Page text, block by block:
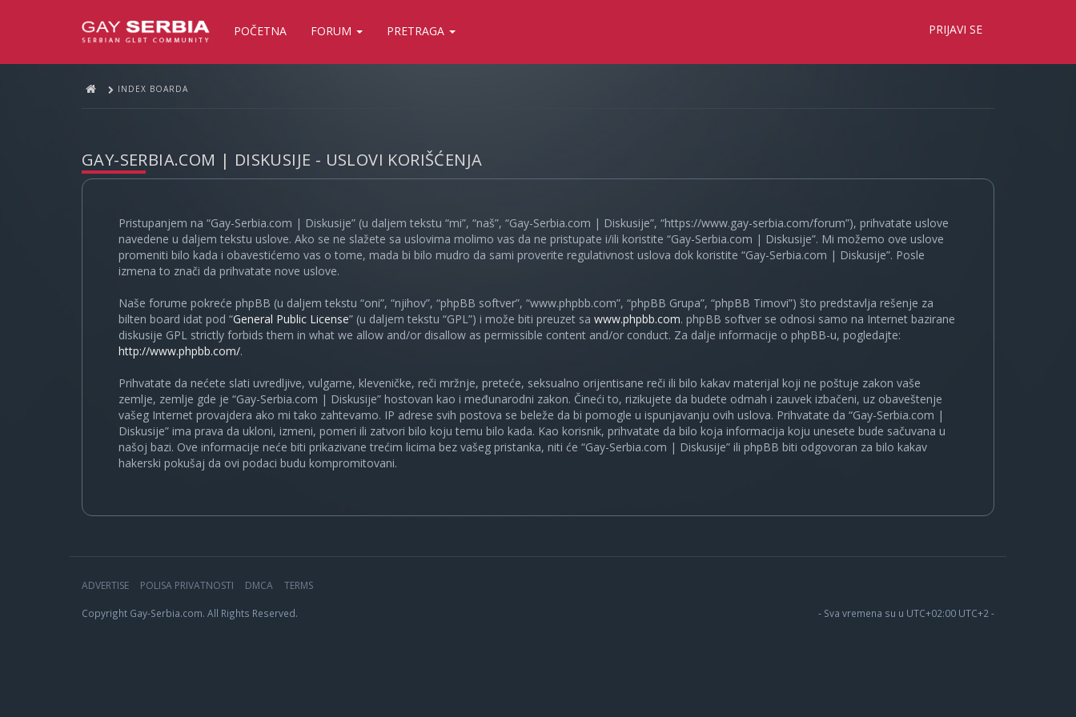
POČETNA FORUM PRETRAGA PRIJAVI SE
INDEX BOARDA
GAY-SERBIA.COM | DISKUSIJE - USLOVI KORIŠĆENJA
Pristupanjem na “Gay-Serbia.com | Diskusije” (u daljem tekstu “mi”, “naš”, “Gay-Serbia.com | Diskusije”, “https://www.gay-serbia.com/forum”), prihvatate uslove
navedene u daljem tekstu uslove. Ako se ne slažete sa uslovima molimo vas da ne pristupate i/ili koristite “Gay-Serbia.com | Diskusije”. Mi možemo ove uslove
promeniti bilo kada i obavestićemo vas o tome, mada bi bilo mudro da sami proverite regulativnost uslova dok koristite “Gay-Serbia.com | Diskusije”. Posle
izmena to znači da prihvatate nove uslove.
Naše forume pokreće phpBB (u daljem tekstu “oni”, “njihov”, “phpBB softver”, “www.phpbb.com”, “phpBB Grupa”, “phpBB Timovi”) što predstavlja rešenje za
bilten board idat pod “General Public License” (u daljem tekstu “GPL”) i može biti preuzet sa www.phpbb.com. phpBB softver se odnosi samo na Internet bazirane
diskusije GPL strictly forbids them in what we allow and/or disallow as permissible content and/or conduct. Za dalje informacije o phpBB-u, pogledajte:
http://www.phpbb.com/.
Prihvatate da nećete slati uvredljive, vulgarne, kleveničke, reči mržnje, preteće, seksualno orijentisane reči ili bilo kakav materijal koji ne poštuje zakon vaše
zemlje, zemlje gde je “Gay-Serbia.com | Diskusije” hostovan kao i međunarodni zakon. Čineći to, rizikujete da budete odmah i zauvek izbačeni, uz obaveštenje
vašeg Internet provajdera ako mi tako zahtevamo. IP adrese svih postova se beleže da bi pomogle u ispunjavanju ovih uslova. Prihvatate da “Gay-Serbia.com |
Diskusije” ima prava da ukloni, izmeni, pomeri ili zatvori bilo koju temu bilo kada. Kao korisnik, prihvatate da bilo koja informacija koju unesete bude sačuvana u
našoj bazi. Ove informacije neće biti prikazivane trećim licima bez vašeg pristanka, niti će “Gay-Serbia.com | Diskusije” ili phpBB biti odgovoran za bilo kakav
hakerski pokušaj da ovi podaci budu kompromitovani.
ADVERTISE POLISA PRIVATNOSTI DMCA TERMS
Copyright Gay-Serbia.com. All Rights Reserved. - Sva vremena su u UTC+02:00 UTC+2 -